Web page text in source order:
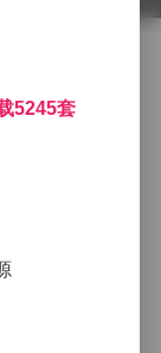
是光线与材
的硅胶面罩
轻唤醒。每
来一种既克
5245套